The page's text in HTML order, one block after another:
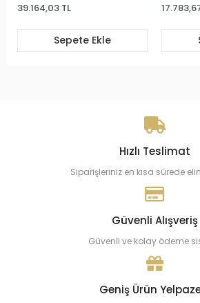
39.164,03 TL
Sepete Ekle
Hızlı Teslimat
Siparişleriniz en kısa sürede
Güvenli Alışveriş
Güvenli ve kolay ödeme
Geniş Ürün